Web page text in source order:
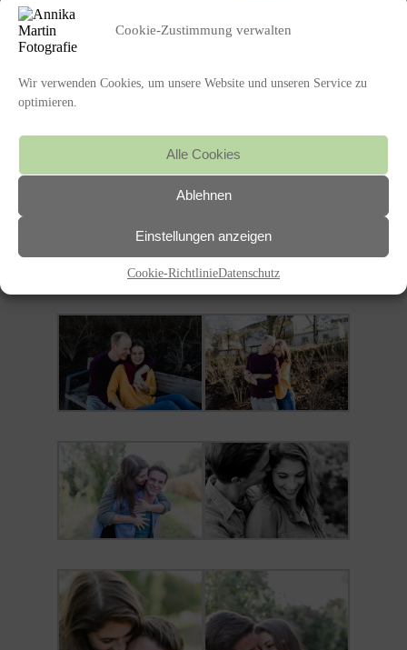
Cookie-Zustimmung verwalten
Wir verwenden Cookies, um unsere Website und unseren Service zu
optimieren.
Alle Cookies
Ablehnen
Einstellungen anzeigen
Cookie-RichtlinieDatenschutz